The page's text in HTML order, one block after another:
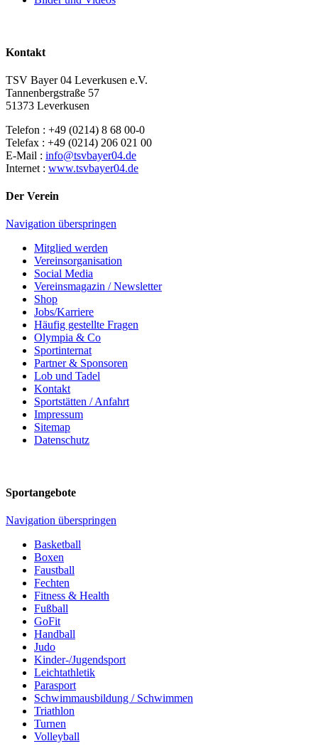
Kontakt
TSV Bayer 04 Leverkusen e.V.
Tannenbergstraße 57
51373 Leverkusen
Telefon : +49 (0214) 8 68 00-0
Telefax : +49 (0214) 206 021 00
E-Mail : info@tsvbayer04.de
Internet : www.tsvbayer04.de
Der Verein
Navigation überspringen
Mitglied werden
Vereinsorganisation
Social Media
Vereinsmagazin / Newsletter
Shop
Jobs/Karriere
Häufig gestellte Fragen
Olympia & Co
Sportinternat
Partner & Sponsoren
Lob und Tadel
Kontakt
Sportstätten / Anfahrt
Impressum
Sitemap
Datenschutz
Sportangebote
Navigation überspringen
Basketball
Boxen
Faustball
Fechten
Fitness & Health
Fußball
GoFit
Handball
Judo
Kinder-/Jugendsport
Leichtathletik
Parasport
Schwimmausbildung / Schwimmen
Triathlon
Turnen
Volleyball